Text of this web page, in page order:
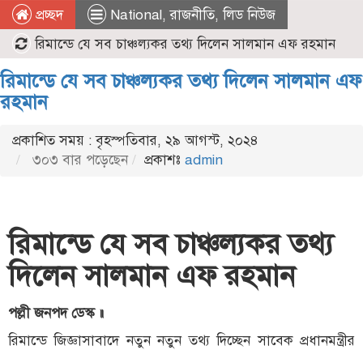
প্রচ্ছদ National,রাজনীতি,লিড নিউজ
রিমান্ডে যে সব চাঞ্চল্যকর তথ্য দিলেন সালমান এফ রহমান
রিমান্ডে যে সব চাঞ্চল্যকর তথ্য দিলেন সালমান এফ
রহমান
প্রকাশিত সময় : বৃহস্পতিবার, ২৯ আগস্ট, ২০২৪
৩০৩ বার পড়েছেন
প্রকাশঃ admin
রিমান্ডে যে সব চাঞ্চল্যকর তথ্য
দিলেন সালমান এফ রহমান
পল্লী জনপদ ডেস্ক ॥
রিমান্ডে জিজ্ঞাসাবাদে নতুন নতুন তথ্য দিচ্ছেন সাবেক প্রধানমন্ত্রীর